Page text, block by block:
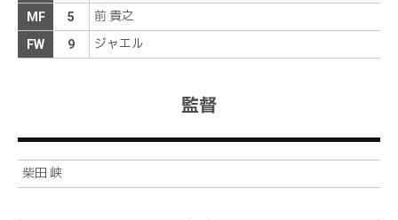
前半 2分
前半0分 松本はセルジーニョ、新潟は堀米がキャプテンマークを巻く
勝１分け３敗。両者の過去対戦成績は４勝１分け１敗と新潟
前半0分 松本ボールでキックオフ、試合開始
MF 5 前 貴之
FW 9 ジャエル
監督
柴田 峡